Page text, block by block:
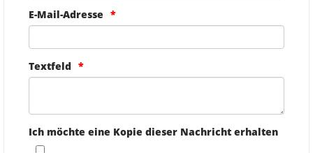
E-Mail-Adresse
Textfeld
Ich möchte eine Kopie dieser Nachricht erhalten